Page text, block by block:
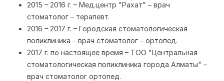
2015 – 2016 г. – Мед.центр "Рахат" – врач
стоматолог – терапевт.
2016 – 2017 г. – Городская стоматологическая
поликлиника – врач стоматолог – ортопед.
2017 г. по настоящее время – ТОО "Центральная
стоматологическая поликлиника города Алматы" –
врач стоматолог ортопед.